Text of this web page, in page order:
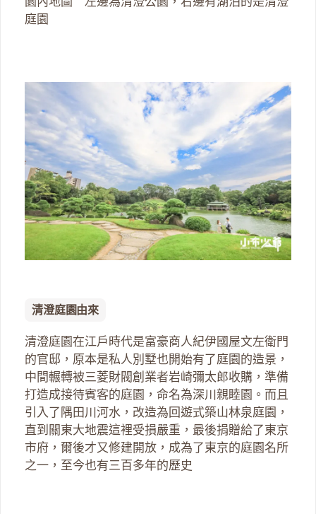
庭園
清澄庭園由來
清澄庭園在江戶時代是富豪商人紀伊國屋文左衛門
的官邸，原本是私人別墅也開始有了庭園的造景，
中間輾轉被三菱財閥創業者岩崎彌太郎收購，準備
打造成接待賓客的庭園，命名為深川親睦園。而且
引入了隅田川河水，改造為回遊式築山林泉庭園，
直到關東大地震這裡受損嚴重，最後捐贈給了東京
市府，爾後才又修建開放，成為了東京的庭園名所
之一，至今也有三百多年的歷史